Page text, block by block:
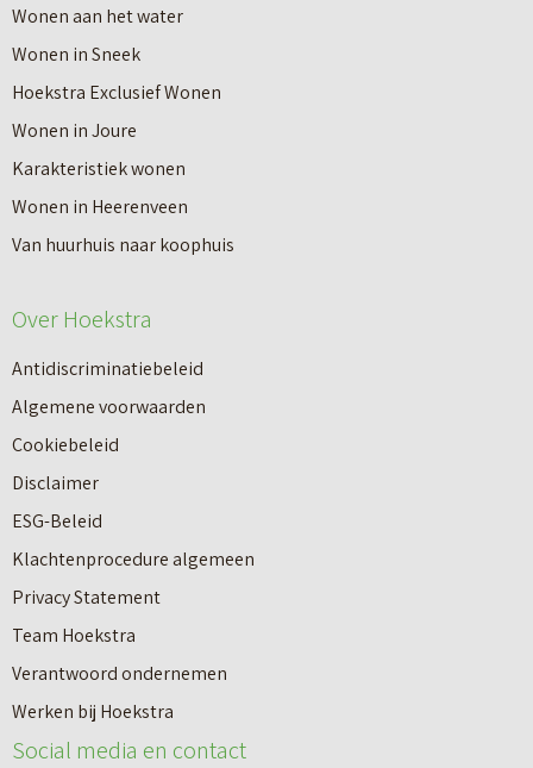
Nieuwbouw
Wonen aan het water
Wonen in Sneek
Hoekstra Exclusief Wonen
Wonen in Joure
Karakteristiek wonen
Wonen in Heerenveen
Van huurhuis naar koophuis
Over Hoekstra
Antidiscriminatiebeleid
Algemene voorwaarden
Cookiebeleid
Disclaimer
ESG-Beleid
Klachtenprocedure algemeen
Privacy Statement
Team Hoekstra
Verantwoord ondernemen
Werken bij Hoekstra
Social media en contact